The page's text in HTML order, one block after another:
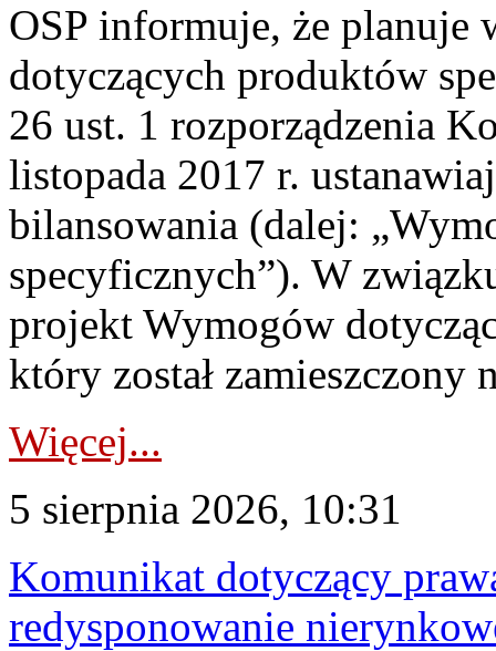
OSP informuje, że planuje
dotyczących produktów
26 ust. 1 rozporządzenia
listopada 2017 r.
bilansowania (dalej:
specyficznych”). W
projekt Wymogów
który został zamieszczony
Więcej...
5 sierpnia 2026, 10:31
Komunikat dotyczący
redysponowanie